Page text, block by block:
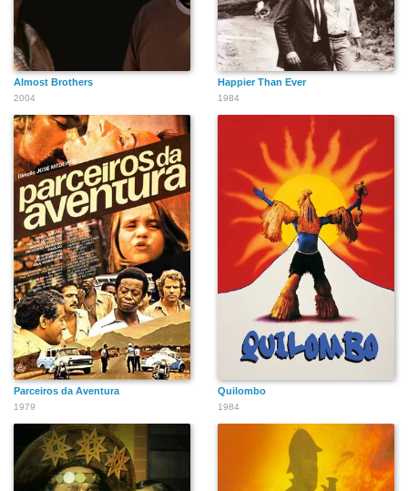
Almost Brothers
2004
Happier Than Ever
1984
Parceiros da Aventura
1979
Quilombo
1984